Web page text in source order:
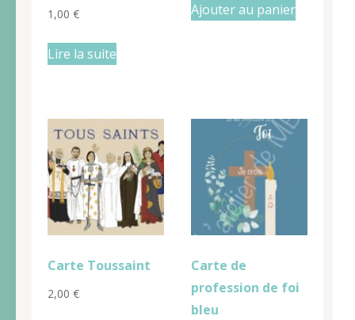
1,00 €
Lire la suite
Ajouter au panier
Carte Toussaint
2,00 €
Carte de
profession de foi
bleu